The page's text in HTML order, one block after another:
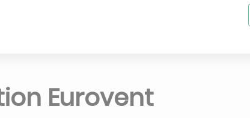
Eurovent